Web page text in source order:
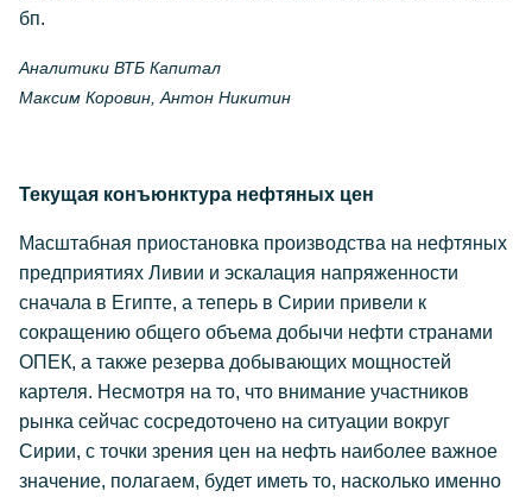
бп.
Аналитики ВТБ Капитал
Максим Коровин, Антон Никитин
Текущая конъюнктура нефтяных цен
Масштабная приостановка производства на нефтяных
предприятиях Ливии и эскалация напряженности
сначала в Египте, а теперь в Сирии привели к
сокращению общего объема добычи нефти странами
ОПЕК, а также резерва добывающих мощностей
картеля. Несмотря на то, что внимание участников
рынка сейчас сосредоточено на ситуации вокруг
Сирии, с точки зрения цен на нефть наиболее важное
значение, полагаем, будет иметь то, насколько именно